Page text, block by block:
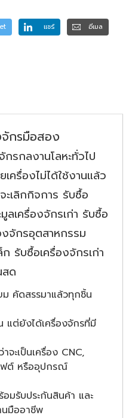
แชร์
อีเมล
จักรมือสอง
กรกลงานโลหะทั่วไป
ครื่องไม่ได้ใช้งานแล้ว
เลิกกิจการ รับซื้อ
ลเครื่องจักรเก่า รับซื้อ
งจักรอุตสาหกรรม
รับซื้อเครื่องจักรเก่า
ด
คัดสรรมาแล้วทุกชิ้น
แต่ยังได้เครื่องจักรที่มี
จะเป็นเครื่อง CNC,
ฟต์ หรืออุปกรณ์
มรับประกันสินค้า และ
มืออาชีพ